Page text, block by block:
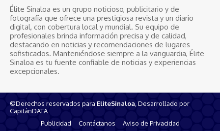
Élite Sinaloa es un grupo noticioso, publicitario y de
fotografía que ofrece una prestigiosa revista y un diario
digital, con cobertura local y mundial. Su equipo de
profesionales brinda información precisa y de calidad,
destacando en noticias y recomendaciones de lugares
sofisticados. Manteniéndose siempre a la vanguardia, Élite
Sinaloa es tu fuente confiable de noticias y experiencias
excepcionales.
©Derechos reservados para EliteSinaloa , Desarrollado por
CapitánDATA
Publicidad
Contáctanos Aviso de Privacidad